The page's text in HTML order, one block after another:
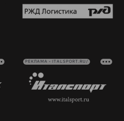
РЕКЛАМА • ITALSPORT.RU/